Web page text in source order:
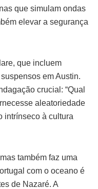
que simulam ondas
elevar a segurança
que incluem
em Austin.
crucial: “Qual
aleatoriedade
intrínseco à cultura
também faz uma
com o oceano é
de Nazaré. A